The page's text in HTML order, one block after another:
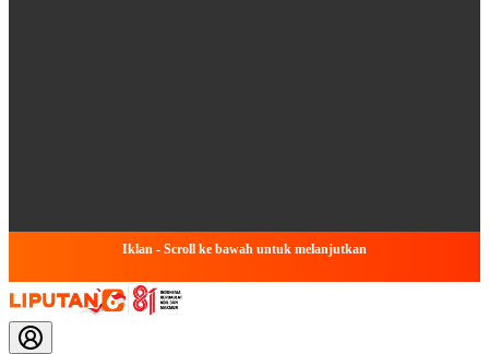
Iklan - Scroll ke bawah untuk melanjutkan